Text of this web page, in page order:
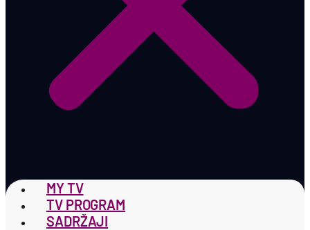
MY TV
TV PROGRAM
SADRŽAJI